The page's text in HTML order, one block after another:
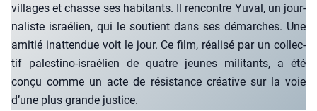
vil­lages et chasse ses habi­tants. Il ren­contre Yuval, un jour­
na­liste israé­lien, qui le sou­tient dans ses démarches. Une
ami­tié inat­ten­due voit le jour. Ce film, réa­li­sé par un col­lec­
tif pales­ti­no-israé­lien de quatre jeunes mili­tants, a été
conçu comme un acte de résis­tance créa­tive sur la voie
d’une plus grande jus­tice.